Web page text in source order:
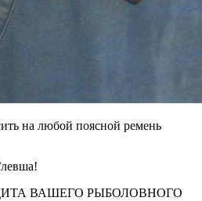
на любой поясной ремень
ВАШЕГО РЫБОЛОВНОГО